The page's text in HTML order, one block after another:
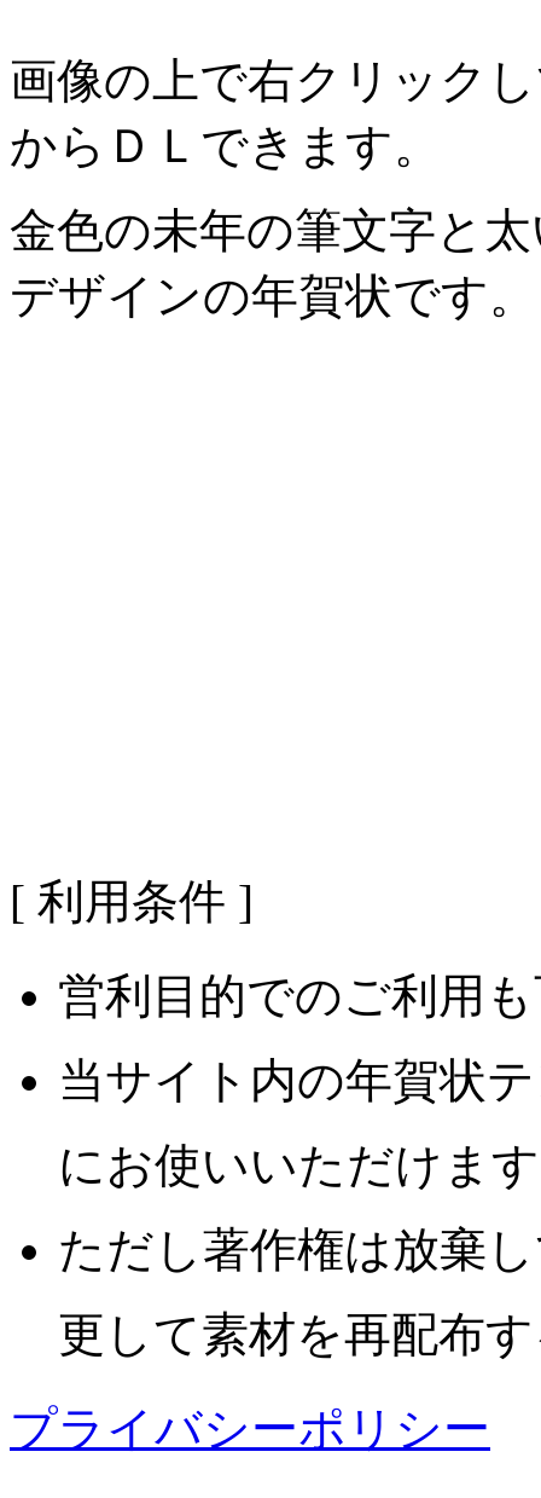
画像の上で右クリック
からＤＬできます。
金色の未年の筆文字と
デザインの年賀状です。
[ 利用条件 ]
営利目的でのご利用
当サイト内の年賀状
にお使いいただけま
ただし著作権は放棄
更して素材を再配布
プライバシーポリシー